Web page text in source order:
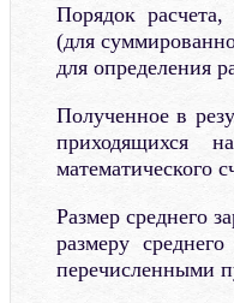
Порядок
(для
для определения
Полученное в
приходящихся
математического
Размер среднего
размеру
перечисленными